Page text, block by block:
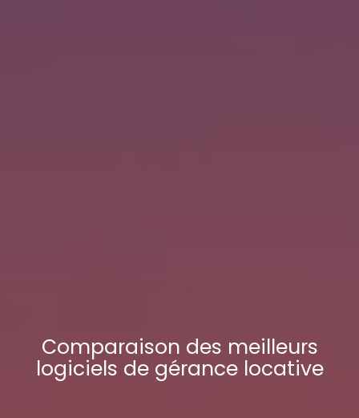
Comparaison des meilleurs
logiciels de gérance locative